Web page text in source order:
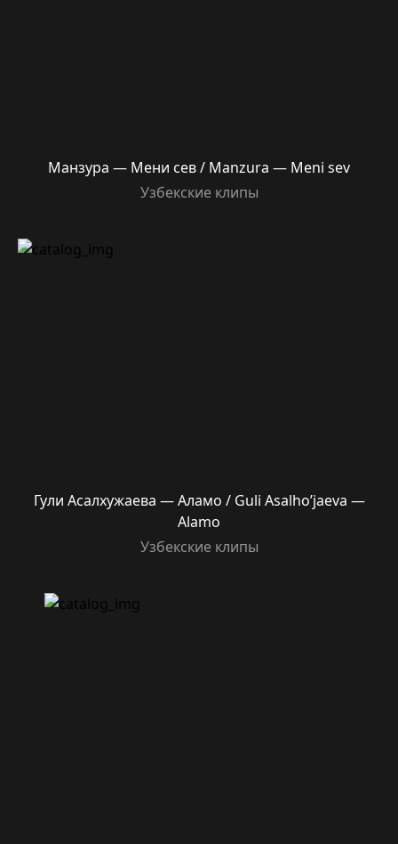
Манзура — Мени сев / Manzura — Meni sev
Узбекские клипы
Гули Асалхужаева — Аламо / Guli Asalho’jaeva —
Alamo
Узбекские клипы